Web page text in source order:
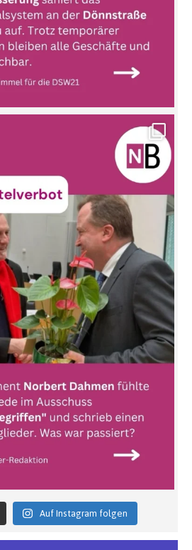
Auf Instagram folgen